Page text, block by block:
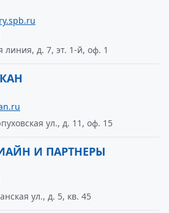
линия, д. 7, эт. 1-й, оф. 1
ул., д. 11, оф. 15
И ПАРТНЕРЫ
ул., д. 5, кв. 45